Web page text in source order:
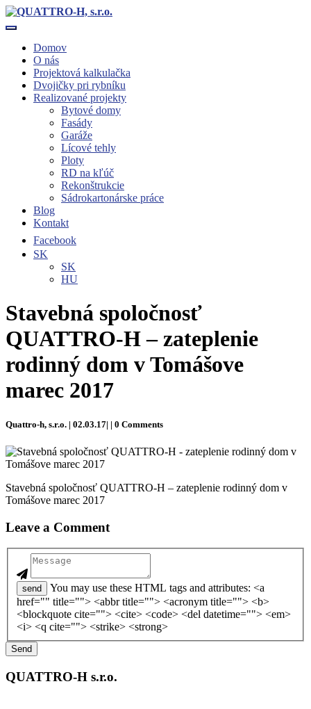
Toggle navigation
Domov
O nás
Projektová kalkulačka
Dvojičky pri rybníku
Realizované projekty
Bytové domy
Fasády
Garáže
Lícové tehly
Ploty
RD na kľúč
Rekonštrukcie
Sádrokartonárske práce
Blog
Kontakt
Facebook
SK
SK
HU
Stavebná spoločnosť
QUATTRO-H – zateplenie
rodinný dom v Tomášove
marec 2017
Quattro-h, s.r.o. | 02.03.17| | 0 Comments
Stavebná spoločnosť QUATTRO-H – zateplenie rodinný dom v
Tomášove marec 2017
Leave a Comment
send
You may use these HTML tags and attributes: <a
href="" title=""> <abbr title=""> <acronym title=""> <b>
<blockquote cite=""> <cite> <code> <del datetime=""> <em>
<i> <q cite=""> <strike> <strong>
QUATTRO-H s.r.o.